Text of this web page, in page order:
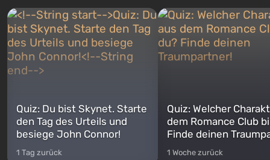
Quiz: Du bist Skynet. Starte
den Tag des Urteils und
besiege John Connor!
1 Tag zurück
Quiz: Welcher
dem Romance Club
Finde deinen
1 Woche zurück